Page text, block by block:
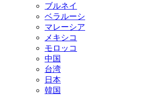
ブルネイ
ベラルーシ
マレーシア
メキシコ
モロッコ
中国
台湾
日本
韓国